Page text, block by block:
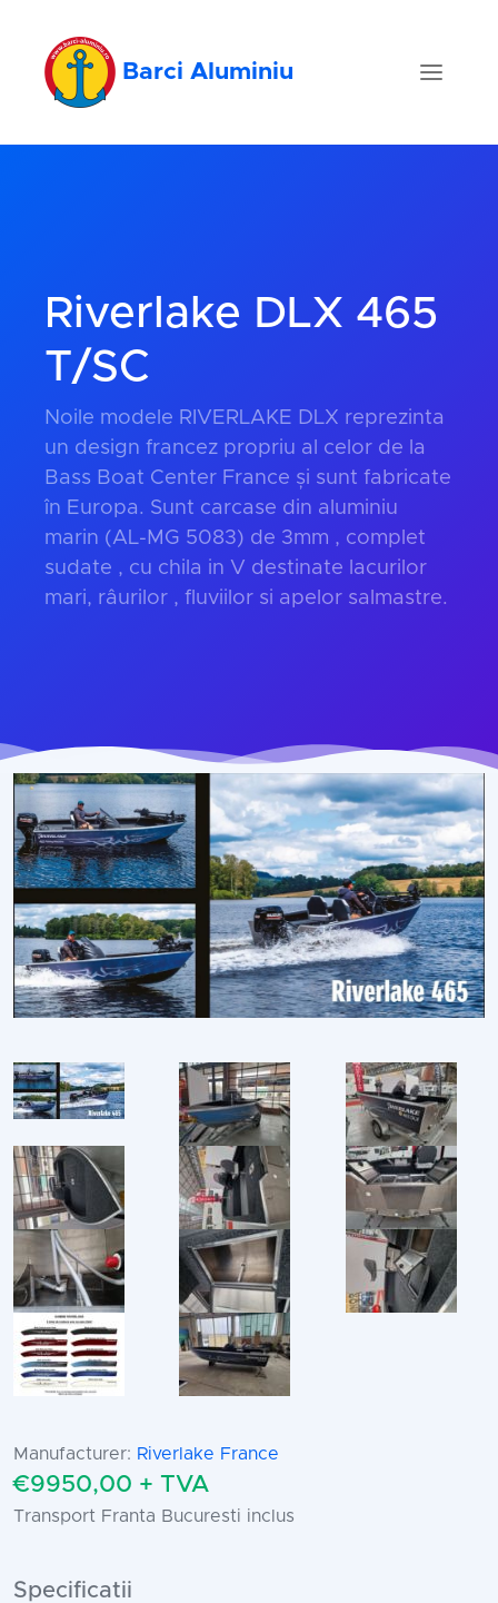
Barci Aluminiu
Riverlake DLX 465
T/SC
Noile modele RIVERLAKE DLX reprezinta
un design francez propriu al celor de la
Bass Boat Center France și sunt fabricate
în Europa. Sunt carcase din aluminiu
marin (AL-MG 5083) de 3mm , complet
sudate , cu chila in V destinate lacurilor
mari, râurilor , fluviilor si apelor salmastre.
Manufacturer: Riverlake France
€9950,00 + TVA
Transport Franta Bucuresti inclus
Specificatii